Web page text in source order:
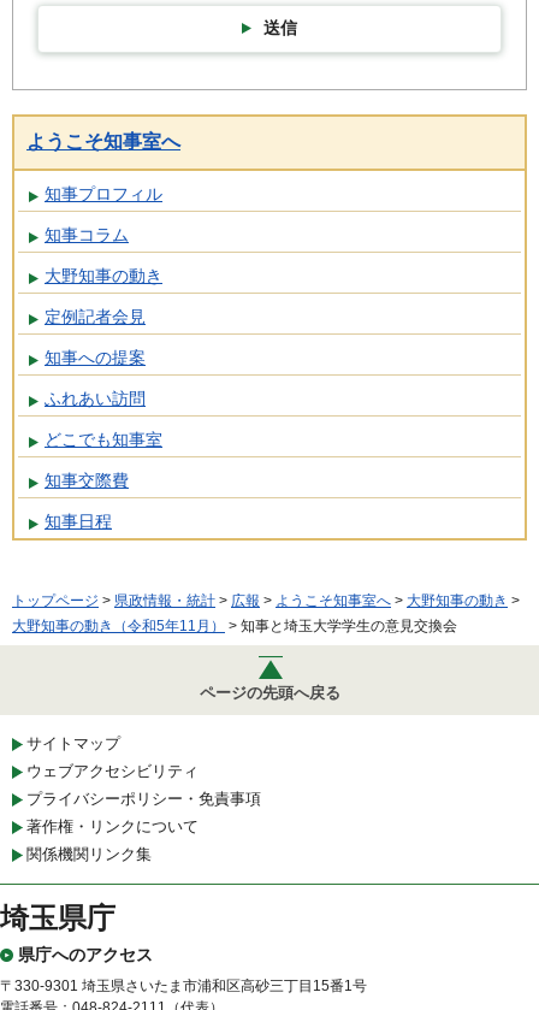
送信
ようこそ知事室へ
知事プロフィル
知事コラム
大野知事の動き
定例記者会見
知事への提案
ふれあい訪問
どこでも知事室
知事交際費
知事日程
トップページ > 県政情報・統計 > 広報 > ようこそ知事室へ > 大野知事の動き >
大野知事の動き（令和5年11月）
> 知事と埼玉大学学生の意見交換会
ページの先頭へ戻る
サイトマップ
ウェブアクセシビリティ
プライバシーポリシー・免責事項
著作権・リンクについて
関係機関リンク集
埼玉県庁
県庁へのアクセス
〒330-9301 埼玉県さいたま市浦和区高砂三丁目15番1号